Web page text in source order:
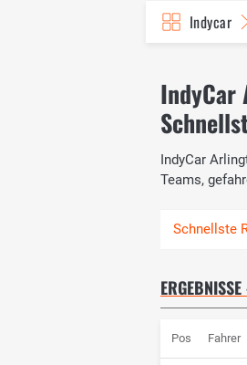
Indycar
IndyCar
IndyCar
Teams,
Pos Fahrer